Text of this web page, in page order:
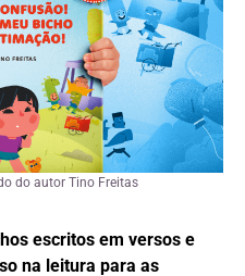
do autor Tino Freitas
escritos em versos e
na leitura para as